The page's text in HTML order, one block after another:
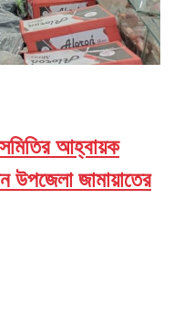
আহ্বায়ক
উপজেলা জামায়াতের